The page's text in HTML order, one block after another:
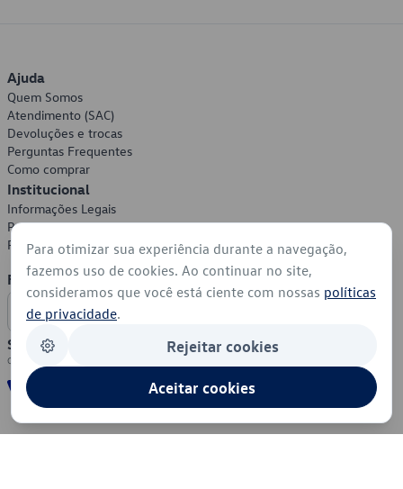
Ajuda
Quem Somos
Atendimento (SAC)
Devoluções e trocas
Perguntas Frequentes
Como comprar
Institucional
Informações Legais
Política de Privacidade
Política de Cookies
Formas de Pagamento
Segurança
Para otimizar sua experiência durante a navegação,
fazemos uso de cookies. Ao continuar no site,
consideramos que você está ciente com nossas políticas
de privacidade.
Rejeitar cookies
Aceitar cookies